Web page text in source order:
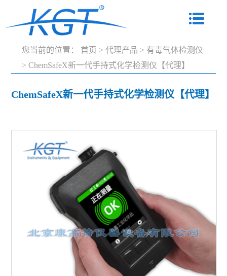
您当前的位置： 首页 > 代理产品 > 有毒气体检测仪
> ChemSafeX新一代手持式化学检测仪【代理】
ChemSafeX新一代手持式化学检测仪【代理】